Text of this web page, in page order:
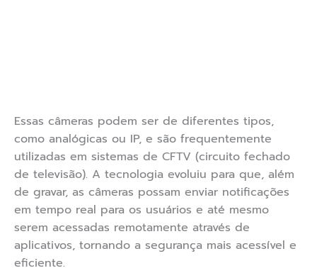
Essas câmeras podem ser de diferentes tipos,
como analógicas ou IP, e são frequentemente
utilizadas em sistemas de CFTV (circuito fechado
de televisão). A tecnologia evoluiu para que, além
de gravar, as câmeras possam enviar notificações
em tempo real para os usuários e até mesmo
serem acessadas remotamente através de
aplicativos, tornando a segurança mais acessível e
eficiente.